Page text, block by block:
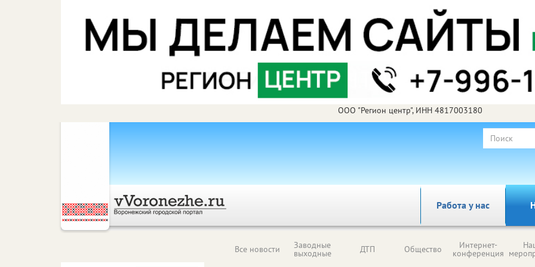
ООО "Регион центр", ИНН 4817003180
Работа у нас
Все новости Заводные
выходные ДТП Общество Интернет-
конференция